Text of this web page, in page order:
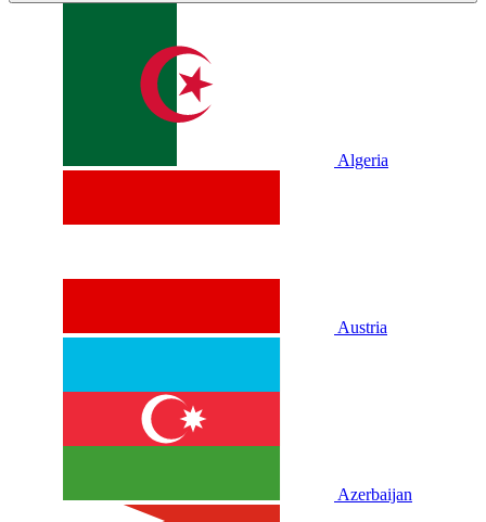
Algeria
Austria
Azerbaijan